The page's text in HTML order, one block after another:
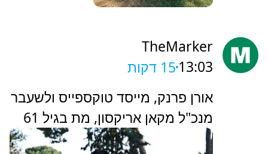
TheMarker
13:03 15 דקות
‏אורן פרנק, מייסד טוקספייס ולשעבר
מנכ"ל מקאן אריקסון, מת בגיל 61